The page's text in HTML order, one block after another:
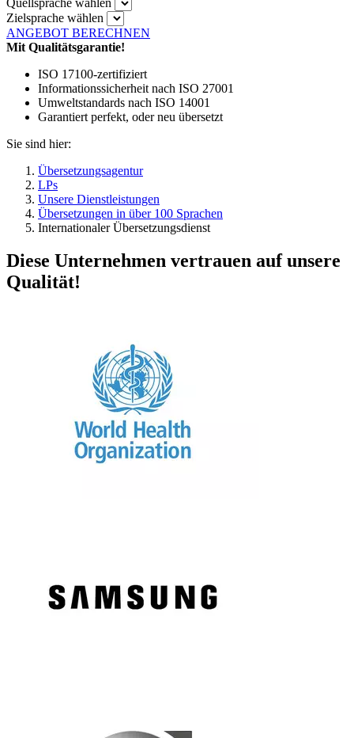
Zielsprache wählen
ANGEBOT BERECHNEN
Mit Qualitätsgarantie!
ISO 17100-zertifiziert
Informationssicherheit nach ISO 27001
Umweltstandards nach ISO 14001
Garantiert perfekt, oder neu übersetzt
Sie sind hier:
Übersetzungsagentur
LPs
Unsere Dienstleistungen
Übersetzungen in über 100 Sprachen
Internationaler Übersetzungsdienst
Diese Unternehmen vertrauen auf unsere
Qualität!